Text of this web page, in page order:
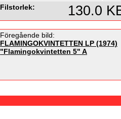
Filstorlek: 130.0
Föregående bild:
FLAMINGOKVINTETTEN LP (1974)
"Flamingokvintetten 5" A